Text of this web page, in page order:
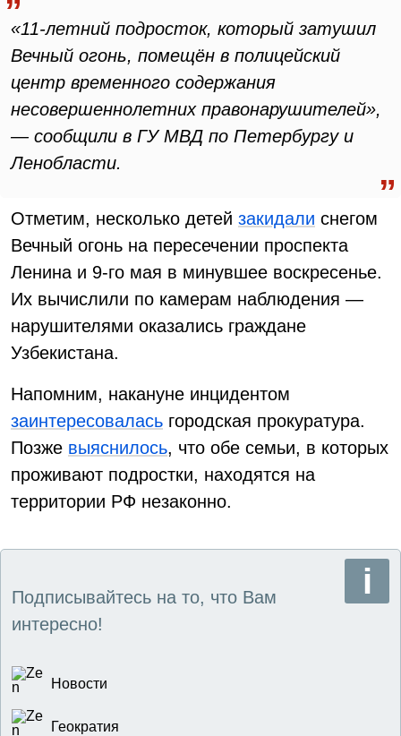
«11-летний подросток, который затушил
Вечный огонь, помещён в полицейский
центр временного содержания
несовершеннолетних правонарушителей»,
— сообщили в ГУ МВД по Петербургу и
Ленобласти.
Отметим, несколько детей закидали снегом
Вечный огонь на пересечении проспекта
Ленина и 9-го мая в минувшее воскресенье.
Их вычислили по камерам наблюдения —
нарушителями оказались граждане
Узбекистана.
Напомним, накануне инцидентом
заинтересовалась городская прокуратура.
Позже выяснилось, что обе семьи, в которых
проживают подростки, находятся на
территории РФ незаконно.
Подписывайтесь на то, что Вам
интересно!
Новости
Геократия